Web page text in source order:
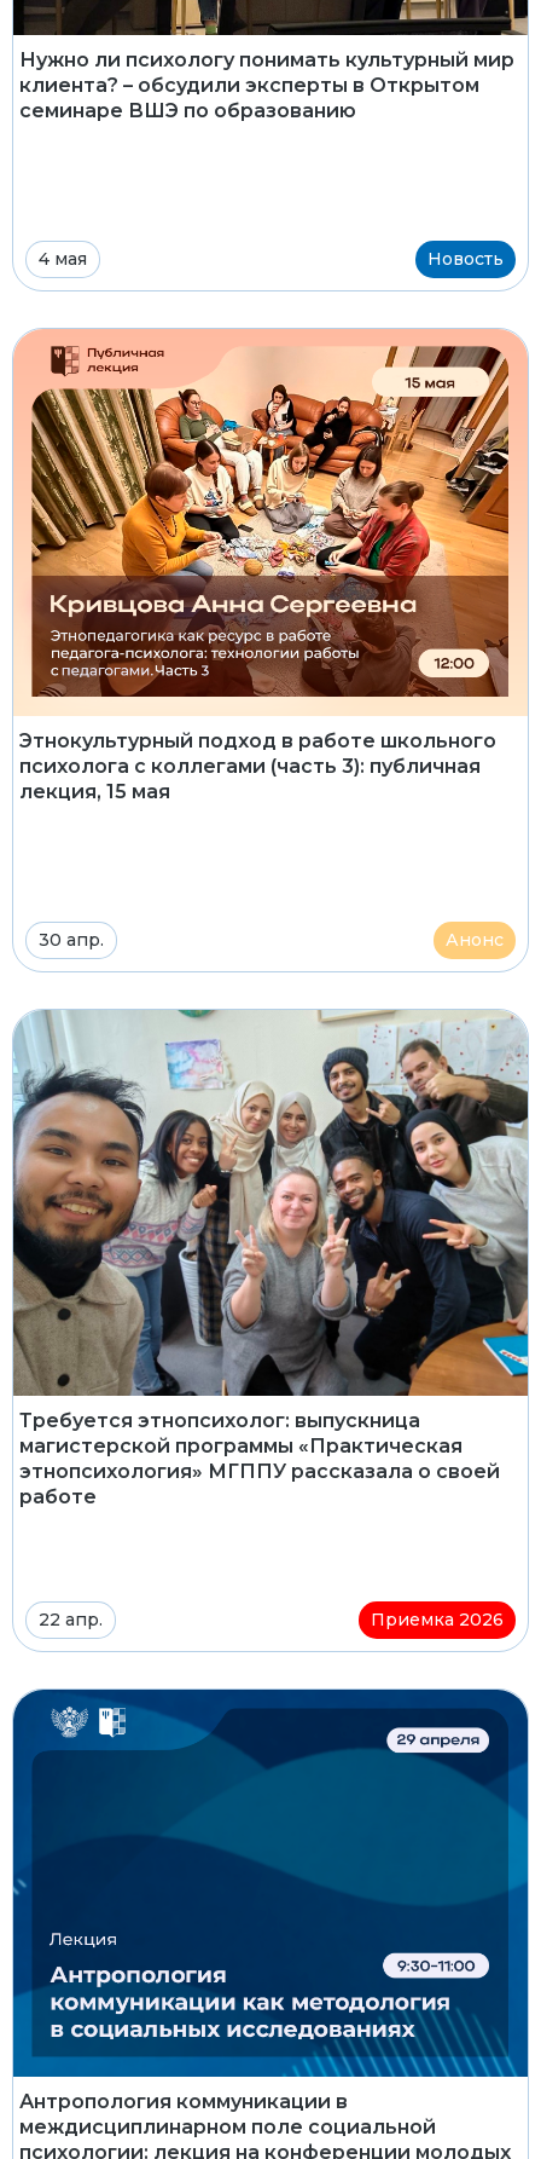
Нужно ли психологу понимать культурный мир
клиента? – обсудили эксперты в Открытом
семинаре ВШЭ по образованию
4 мая Новость
Этнокультурный подход в работе школьного
психолога с коллегами (часть 3): публичная
лекция, 15 мая
30 апр. Анонс
Требуется этнопсихолог: выпускница
магистерской программы «Практическая
этнопсихология» МГППУ рассказала о своей
работе
22 апр. Приемка 2026
Антропология коммуникации в
междисциплинарном поле социальной
психологии: лекция на конференции молодых